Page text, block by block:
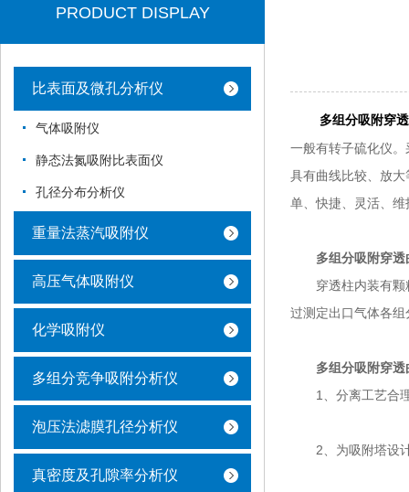
PRODUCT DISPLAY
比表面及微孔分析仪
气体吸附仪
静态法氮吸附比表面仪
孔径分布分析仪
重量法蒸汽吸附仪
高压气体吸附仪
化学吸附仪
多组分竞争吸附分析仪
泡压法滤膜孔径分析仪
真密度及孔隙率分析仪
多组分吸附穿
一般有转子硫化仪
具有曲线比较、放
单、快捷、灵活、维
多组分吸附穿
穿透柱内装有颗粒
过测定出口气体各
多组分吸附穿
1、分离工艺合理
2、为吸附塔设计